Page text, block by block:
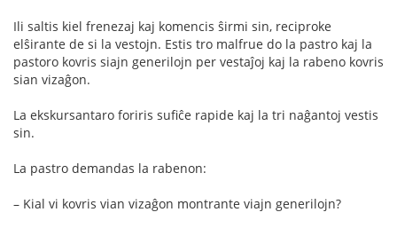
Ili saltis kiel frenezaj kaj komencis ŝirmi sin, reciproke
elŝirante de si la vestojn. Estis tro malfrue do la pastro kaj la
pastoro kovris siajn generilojn per vestaĵoj kaj la rabeno kovris
sian vizaĝon.
La ekskursantaro foriris sufiĉe rapide kaj la tri naĝantoj vestis
sin.
La pastro demandas la rabenon:
– Kial vi kovris vian vizaĝon montrante viajn generilojn?